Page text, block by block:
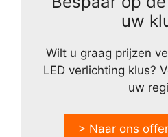
uw
Wilt u graag prijzen
LED verlichting klus?
uw
> Naar ons